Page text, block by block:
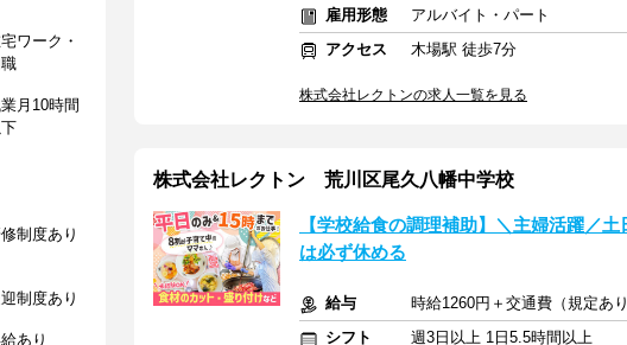
ワーク・
月10時間
制度あり
制度あり
あり
雇用形態
アルバイト・パート
アクセス
木場駅 徒歩7分
株式会社レクトンの求人一覧を見る
株式会社レクトン 荒川区尾久八幡中学校
【学校給食の調理補助】＼主婦活躍／
は必ず休める
給与
時給1260円＋交通費（規定あり
シフト
週3日以上 1日5.5時間以上